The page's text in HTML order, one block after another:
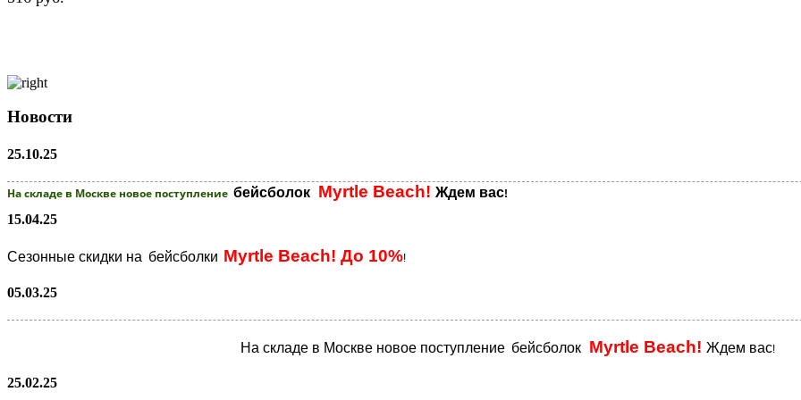
Новости
25.10.25
На складе в Москве новое поступление бейсболок Myrtle Beach! Ждем вас!
15.04.25
Сезонные скидки на бейсболки Myrtle Beach! До 10%!
05.03.25
На складе в Москве новое поступление бейсболок Myrtle Beach! Ждем вас!
25.02.25